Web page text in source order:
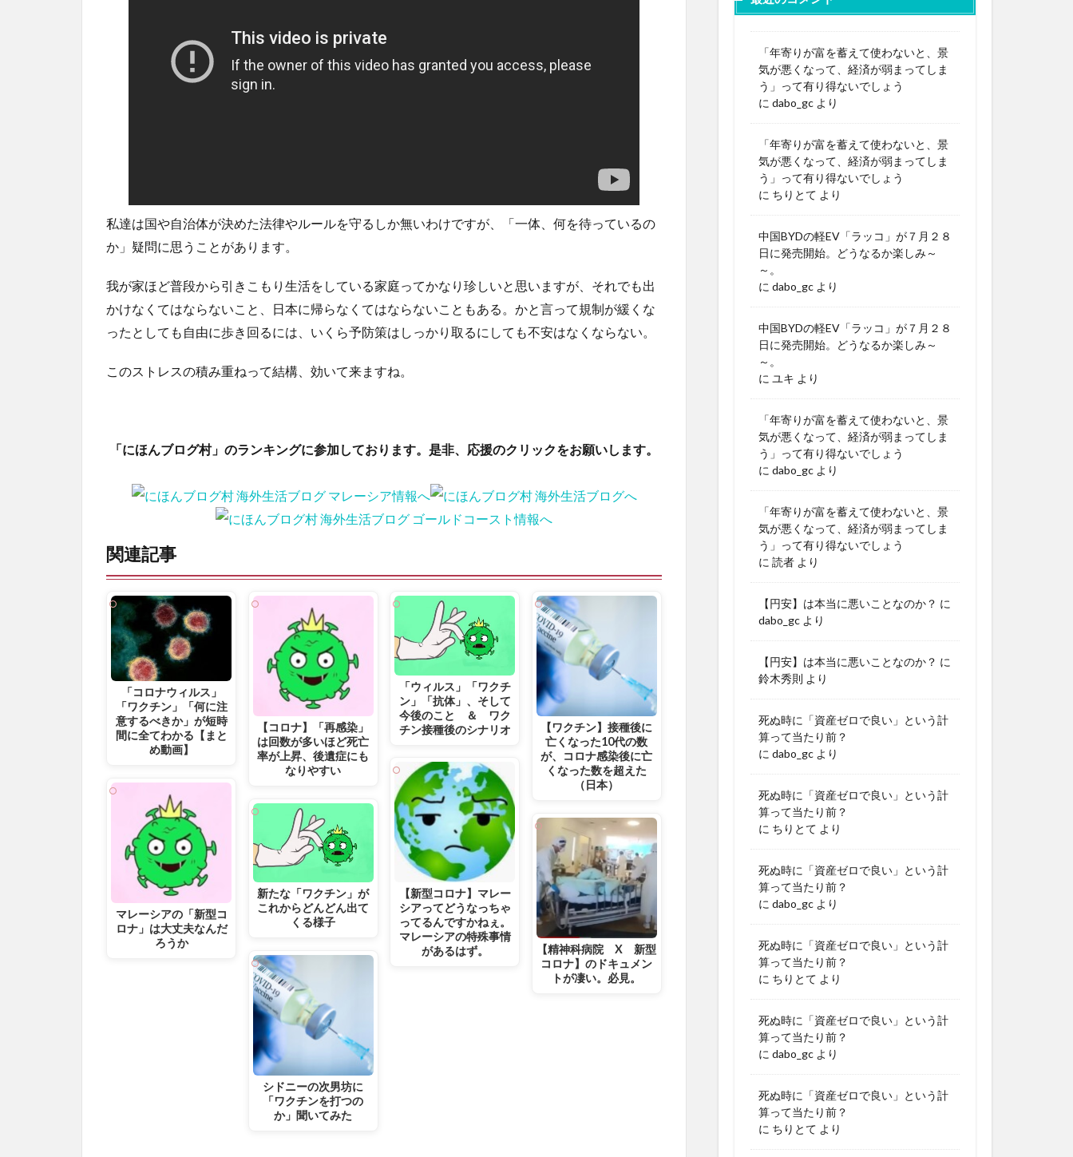
私達は国や自治体が決めた法律やルールを守るしか無いわけですが、「一体、何を待っているの
か」疑問に思うことがあります。
我が家ほど普段から引きこもり生活をしている家庭ってかなり珍しいと思いますが、それでも出
かけなくてはならないこと、日本に帰らなくてはならないこともある。かと言って規制が緩くな
ったとしても自由に歩き回るには、いくら予防策はしっかり取るにしても不安はなくならない。
このストレスの積み重ねって結構、効いて来ますね。
「にほんブログ村」のランキングに参加しております。是非、応援のクリックをお願いします。
関連記事
「コロナウィルス」
「ワクチン」「何に注
意するべきか」が短時
間に全てわかる【まと
め動画】
マレーシアの「新型コ
ロナ」は大丈夫なんだ
ろうか
【コロナ】「再感染」
は回数が多いほど死亡
率が上昇、後遺症にも
なりやすい
新たな「ワクチン」が
これからどんどん出て
くる様子
シドニーの次男坊に
「ワクチンを打つの
か」聞いてみた
「ウィルス」「ワクチ
ン」「抗体」、そして
今後のこと ＆ ワク
チン接種後のシナリオ
【新型コロナ】マレー
シアってどうなっちゃ
ってるんですかねぇ。
マレーシアの特殊事情
があるはず。
【ワクチン】接種後に
亡くなった10代の数
が、コロナ感染後に亡
くなった数を超えた
（日本）
【精神科病院 X 新型
コロナ】のドキュメン
トが凄い。必見。
「年寄りが富を蓄えて使わないと、景
気が悪くなって、経済が弱まってしま
う」って有り得ないでしょう
に dabo_gc より
「年寄りが富を蓄えて使わないと、景
気が悪くなって、経済が弱まってしま
う」って有り得ないでしょう
に ちりとて より
中国BYDの軽EV「ラッコ」が７月２８
日に発売開始。どうなるか楽しみ～
～。
に dabo_gc より
中国BYDの軽EV「ラッコ」が７月２８
日に発売開始。どうなるか楽しみ～
～。
に ユキ より
「年寄りが富を蓄えて使わないと、景
気が悪くなって、経済が弱まってしま
う」って有り得ないでしょう
に dabo_gc より
「年寄りが富を蓄えて使わないと、景
気が悪くなって、経済が弱まってしま
う」って有り得ないでしょう
に 読者 より
【円安】は本当に悪いことなのか？ に
dabo_gc より
【円安】は本当に悪いことなのか？ に
鈴木秀則 より
死ぬ時に「資産ゼロで良い」という計
算って当たり前？
に dabo_gc より
死ぬ時に「資産ゼロで良い」という計
算って当たり前？
に ちりとて より
死ぬ時に「資産ゼロで良い」という計
算って当たり前？
に dabo_gc より
死ぬ時に「資産ゼロで良い」という計
算って当たり前？
に ちりとて より
死ぬ時に「資産ゼロで良い」という計
算って当たり前？
に dabo_gc より
死ぬ時に「資産ゼロで良い」という計
算って当たり前？
に ちりとて より